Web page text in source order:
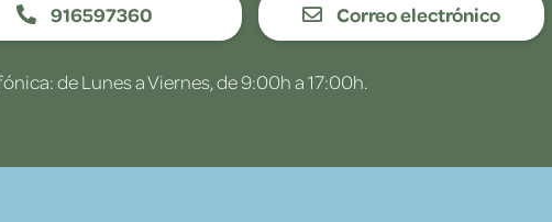
916597360 Correo electrónico
de Lunes a Viernes, de 9:00h a 17:00h.